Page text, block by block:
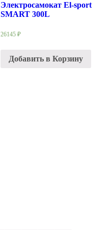
Электросамокат El-sport
SMART 300L
26145 ₽
Добавить в Корзину